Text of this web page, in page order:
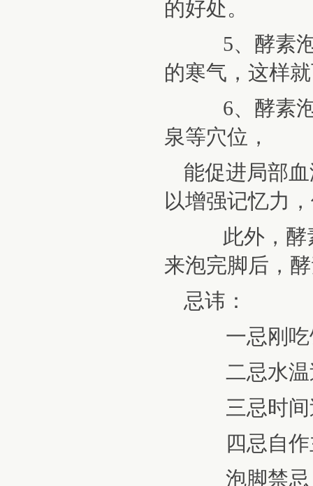
的好处。
5、酵素泡
的寒气，这样
6、酵素泡
泉等穴位，
能促进局部
以增强记忆力
此外，酵素
来泡完脚后，
忌讳：
一忌刚吃
二忌水温
三忌时间
四忌自作
泡脚禁忌